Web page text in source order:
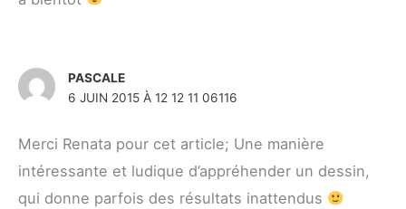
PASCALE
6 JUIN 2015 À 12 12 11 06116
Merci Renata pour cet article; Une manière
intéressante et ludique d’appréhender un dessin,
qui donne parfois des résultats inattendus